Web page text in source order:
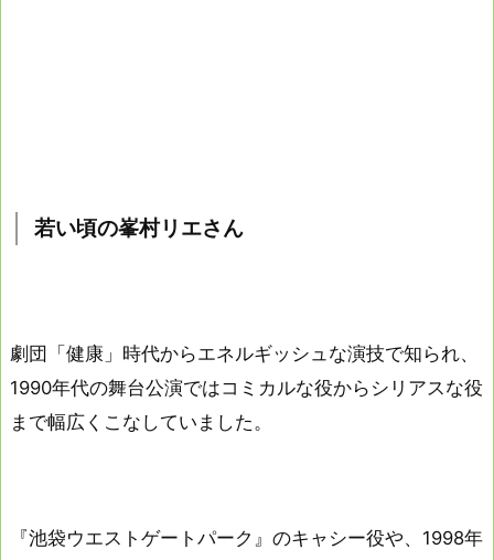
若い頃の峯村リエさん
劇団「健康」時代からエネルギッシュな演技で知られ、
1990年代の舞台公演ではコミカルな役からシリアスな役
まで幅広くこなしていました。
『池袋ウエストゲートパーク』のキャシー役や、1998年